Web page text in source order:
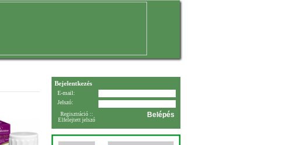
Bejelentkezés
E-mail:
Jelszó:
Regisztráció ::
Elfelejtett jelszó